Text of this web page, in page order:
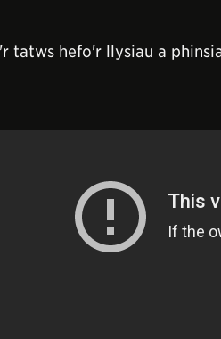
tatws hefo'r llysiau a